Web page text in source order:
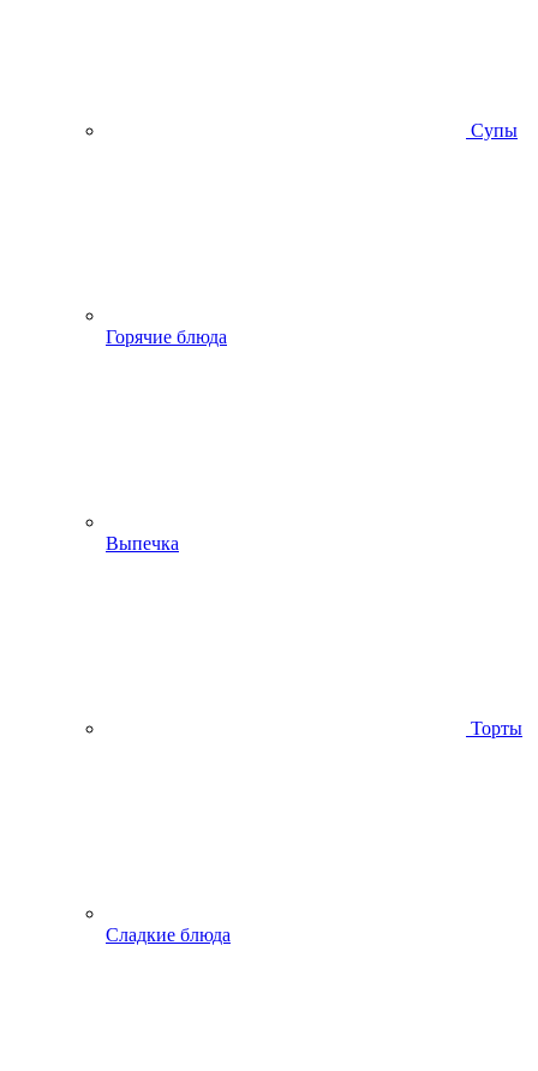
Супы
Горячие блюда
Выпечка
Торты
Сладкие блюда